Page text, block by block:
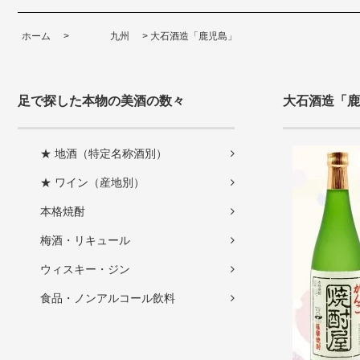
ホーム > 九州 > 大石酒造「鹿児島」
足で探した本物の美酒の数々
★ 地酒（特定名称酒別）
★ ワイン（産地別）
本格焼酎
梅酒・リキュール
ウィスキー・ジン
食品・ノンアルコール飲料
大石酒造「